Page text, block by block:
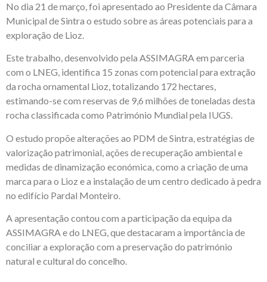
No dia 21 de março, foi apresentado ao Presidente da Câmara
Municipal de Sintra o estudo sobre as áreas potenciais para a
exploração de Lioz.
Este trabalho, desenvolvido pela ASSIMAGRA em parceria
com o LNEG, identifica 15 zonas com potencial para extração
da rocha ornamental Lioz, totalizando 172 hectares,
estimando-se com reservas de 9,6 milhões de toneladas desta
rocha classificada como Património Mundial pela IUGS.
O estudo propõe alterações ao PDM de Sintra, estratégias de
valorização patrimonial, ações de recuperação ambiental e
medidas de dinamização económica, como a criação de uma
marca para o Lioz e a instalação de um centro dedicado à pedra
no edifício Pardal Monteiro.
A apresentação contou com a participação da equipa da
ASSIMAGRA e do LNEG, que destacaram a importância de
conciliar a exploração com a preservação do património
natural e cultural do concelho.